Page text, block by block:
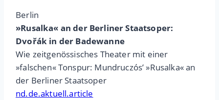
Berlin
»Rusalka« an der Berliner Staatsoper:
Dvořák in der Badewanne
Wie zeitgenössisches Theater mit einer
»falschen« Tonspur: Mundruczós’ »Rusalka« an
der Berliner Staatsoper
nd.de.aktuell.article